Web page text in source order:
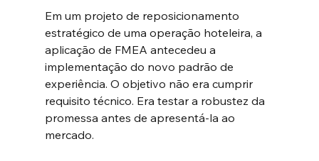
Em um projeto de reposicionamento
estratégico de uma operação hoteleira, a
aplicação de FMEA antecedeu a
implementação do novo padrão de
experiência. O objetivo não era cumprir
requisito técnico. Era testar a robustez da
promessa antes de apresentá-la ao
mercado.